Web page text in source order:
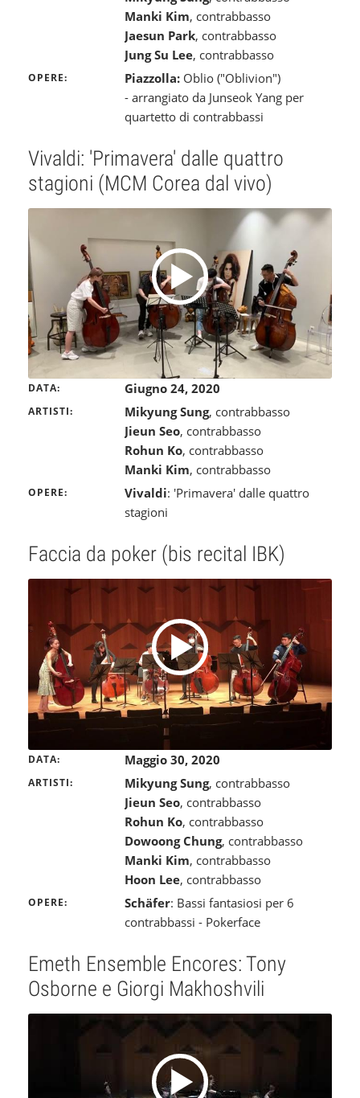
Manki Kim, contrabbasso
Jaesun Park, contrabbasso
Jung Su Lee, contrabbasso
OPERE Piazzolla: Oblio ("Oblivion")
- arrangiato da Junseok Yang per
quartetto di contrabbassi
Vivaldi: 'Primavera' dalle quattro
stagioni (MCM Corea dal vivo)
DATA Giugno 24, 2020
ARTISTI Mikyung Sung, contrabbasso
Jieun Seo, contrabbasso
Rohun Ko, contrabbasso
Manki Kim, contrabbasso
OPERE Vivaldi: 'Primavera' dalle quattro
stagioni
Faccia da poker (bis recital IBK)
DATA Maggio 30, 2020
ARTISTI Mikyung Sung, contrabbasso
Jieun Seo, contrabbasso
Rohun Ko, contrabbasso
Dowoong Chung, contrabbasso
Manki Kim, contrabbasso
Hoon Lee, contrabbasso
OPERE Schäfer: Bassi fantasiosi per 6
contrabbassi - Pokerface
Emeth Ensemble Encores: Tony
Osborne e Giorgi Makhoshvili